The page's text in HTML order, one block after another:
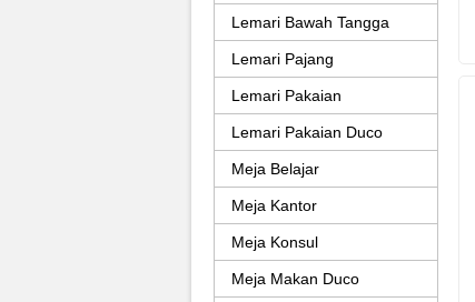
Lemari Bawah Tangga
Lemari Pajang
Lemari Pakaian
Lemari Pakaian Duco
Meja Belajar
Meja Kantor
Meja Konsul
Meja Makan Duco